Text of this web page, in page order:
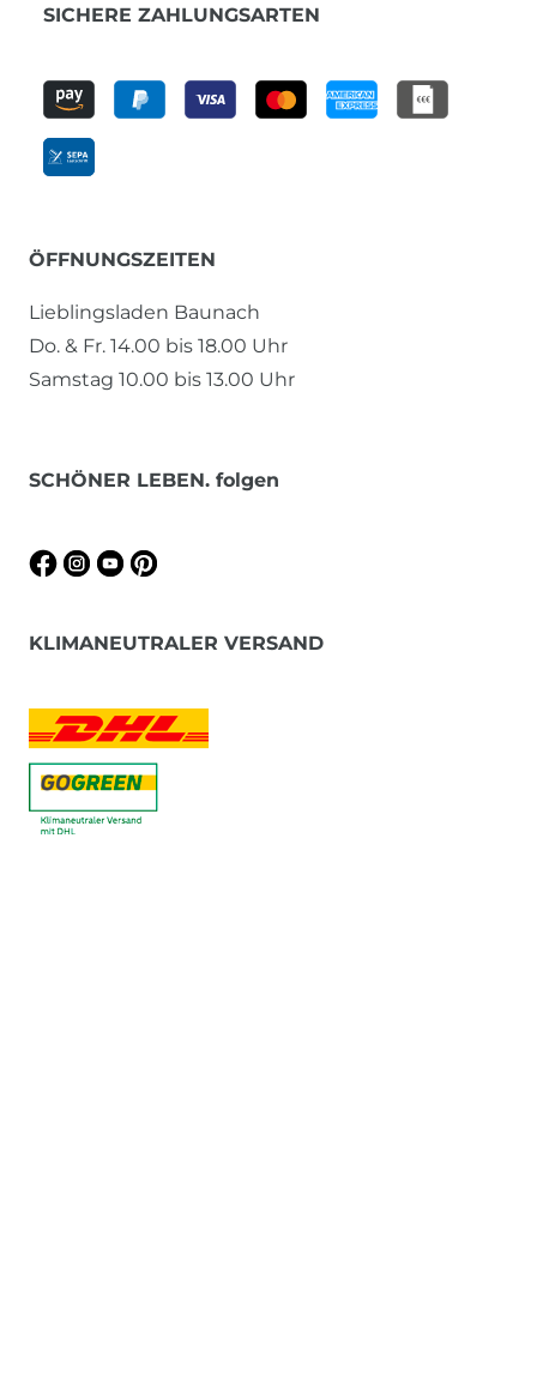
SICHERE ZAHLUNGSARTEN
ÖFFNUNGSZEITEN
Lieblingsladen Baunach
Do. & Fr. 14.00 bis 18.00 Uhr
Samstag 10.00 bis 13.00 Uhr
SCHÖNER LEBEN. folgen
KLIMANEUTRALER VERSAND